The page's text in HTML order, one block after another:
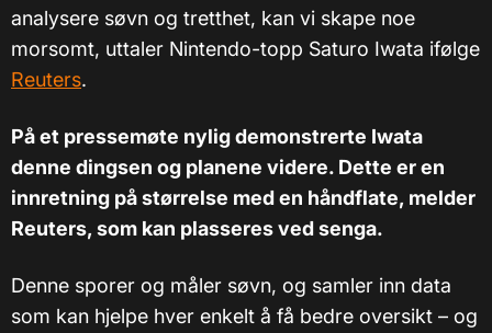
analysere søvn og tretthet, kan vi skape noe
morsomt, uttaler Nintendo-topp Saturo Iwata ifølge
Reuters.
På et pressemøte nylig demonstrerte Iwata
denne dingsen og planene videre. Dette er en
innretning på størrelse med en håndflate, melder
Reuters, som kan plasseres ved senga.
Denne sporer og måler søvn, og samler inn data
som kan hjelpe hver enkelt å få bedre oversikt – og